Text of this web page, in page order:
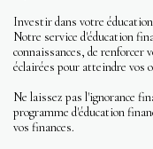
Investir dans votre
Notre service d'éducation
connaissances, de renforcer
éclairées pour atteindre vos
Ne laissez pas l'ignorance
programme d'éducation
vos finances.